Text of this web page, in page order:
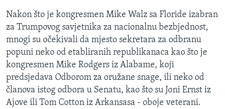
Nakon što je kongresmen Mike Walz sa Floride izabran
za Trumpovog savjetnika za nacionalnu bezbjednost,
mnogi su očekivali da mjesto sekretara za odbranu
popuni neko od etabliranih republikanaca kao što je
kongresmen Mike Rodgers iz Alabame, koji
predsjedava Odborom za oružane snage, ili neko od
članova istog odbora u Senatu, kao što su Joni Ernst iz
Ajove ili Tom Cotton iz Arkansasa - oboje veterani.